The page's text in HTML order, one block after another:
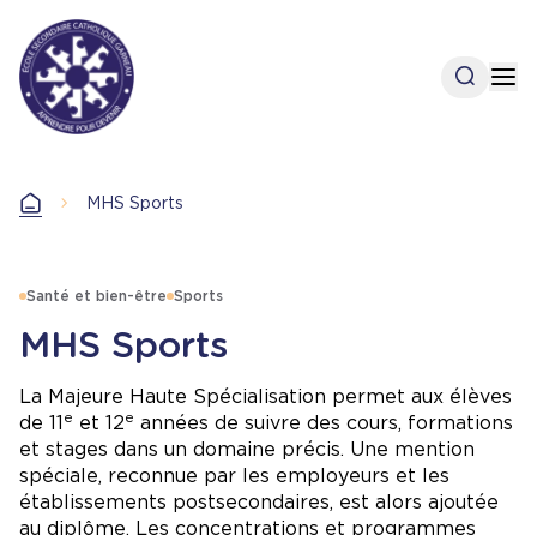
contenu
principal
Open
AccueilMHS Sports
Santé et bien-être Sports
MHS Sports
La Majeure Haute Spécialisation permet aux élèves
de 11 e et 12e années de suivre des cours, formations
et stages dans un domaine précis. Une mention
spéciale, reconnue par les employeurs et les
établissements postsecondaires, est alors ajoutée
au diplôme. Les concentrations et programmes